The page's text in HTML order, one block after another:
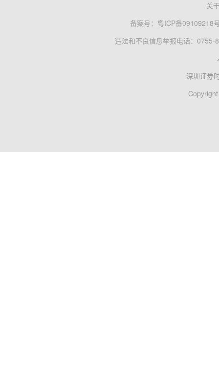
关
备案号： 粤ICP备09109218
违法和不良信息举报电话：0755-
深圳证券